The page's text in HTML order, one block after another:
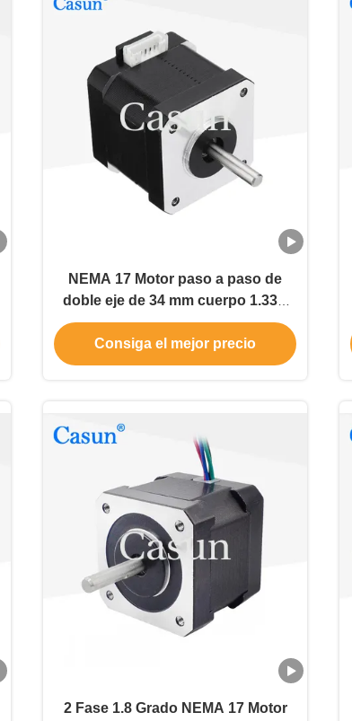
NEMA 17 Motor paso a paso de
doble eje de 34 mm cuerpo 1.33A
0.32N.m con CE RoHS
Consiga el mejor precio
2 Fase 1.8 Grado NEMA 17 Motor